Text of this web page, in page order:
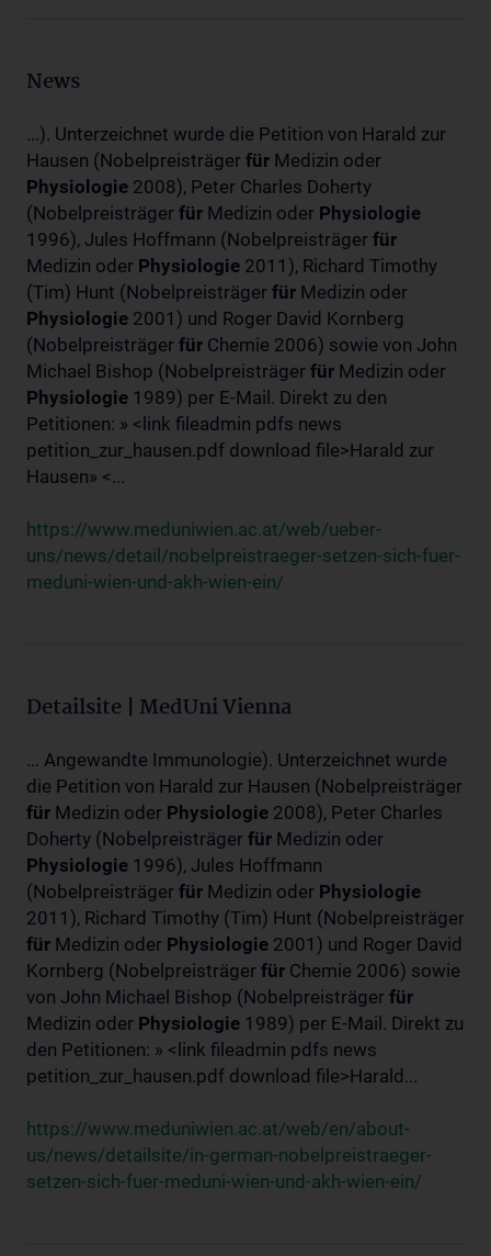
News
...). Unterzeichnet wurde die Petition von Harald zur
Hausen (Nobelpreisträger für Medizin oder
Physiologie 2008), Peter Charles Doherty
(Nobelpreisträger für Medizin oder Physiologie
1996), Jules Hoffmann (Nobelpreisträger für
Medizin oder Physiologie 2011), Richard Timothy
(Tim) Hunt (Nobelpreisträger für Medizin oder
Physiologie 2001) und Roger David Kornberg
(Nobelpreisträger für Chemie 2006) sowie von John
Michael Bishop (Nobelpreisträger für Medizin oder
Physiologie 1989) per E-Mail. Direkt zu den
Petitionen: » <link fileadmin pdfs news
petition_zur_hausen.pdf download file>Harald zur
Hausen» <...
https://www.meduniwien.ac.at/web/ueber-
uns/news/detail/nobelpreistraeger-setzen-sich-fuer-
meduni-wien-und-akh-wien-ein/
Detailsite | MedUni Vienna
... Angewandte Immunologie). Unterzeichnet wurde
die Petition von Harald zur Hausen (Nobelpreisträger
für Medizin oder Physiologie 2008), Peter Charles
Doherty (Nobelpreisträger für Medizin oder
Physiologie 1996), Jules Hoffmann
(Nobelpreisträger für Medizin oder Physiologie
2011), Richard Timothy (Tim) Hunt (Nobelpreisträger
für Medizin oder Physiologie 2001) und Roger David
Kornberg (Nobelpreisträger für Chemie 2006) sowie
von John Michael Bishop (Nobelpreisträger für
Medizin oder Physiologie 1989) per E-Mail. Direkt zu
den Petitionen: » <link fileadmin pdfs news
petition_zur_hausen.pdf download file>Harald...
https://www.meduniwien.ac.at/web/en/about-
us/news/detailsite/in-german-nobelpreistraeger-
setzen-sich-fuer-meduni-wien-und-akh-wien-ein/